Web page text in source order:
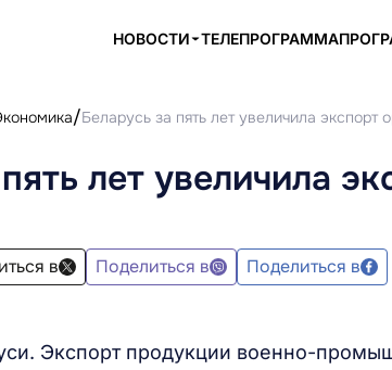
НОВОСТИ ТЕЛЕПРОГРАММА
Беларусь за пять лет увеличила экспорт
лет увеличила
в Поделиться в Поделиться в
Экспорт продукции военно-